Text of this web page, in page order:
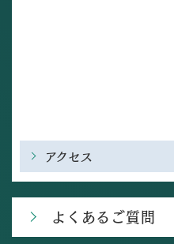
アクセス
よくあるご質問